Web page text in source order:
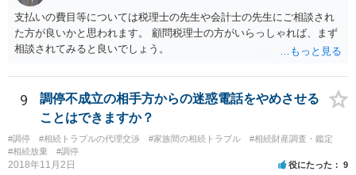
たほうが良いとは思います。 もっとも私見としては、 >相続放棄して
も、その子（孫）が代わりに相続する というのは、真実と受け取って
もやむを得ないほど多くの人に広く誤解されている知識、とはいえま
せん。 そのため、個人的見解としては上記③において（場合によって
支払いの費目等については税理士の先生や会計士の先生にご相談され
た方が良いかと思われます。 顧問税理士の方がいらっしゃれば、まず
相談されてみると良いでしょう。
9
調停不成立の相手方からの迷惑電話をやめさせる
ことはできますか？
#調停 #相続トラブルの代理交渉 #家族間の相続トラブル
#相続財産調査・鑑定
#相続放棄
#調停
2018年11月2日 役にたった 9